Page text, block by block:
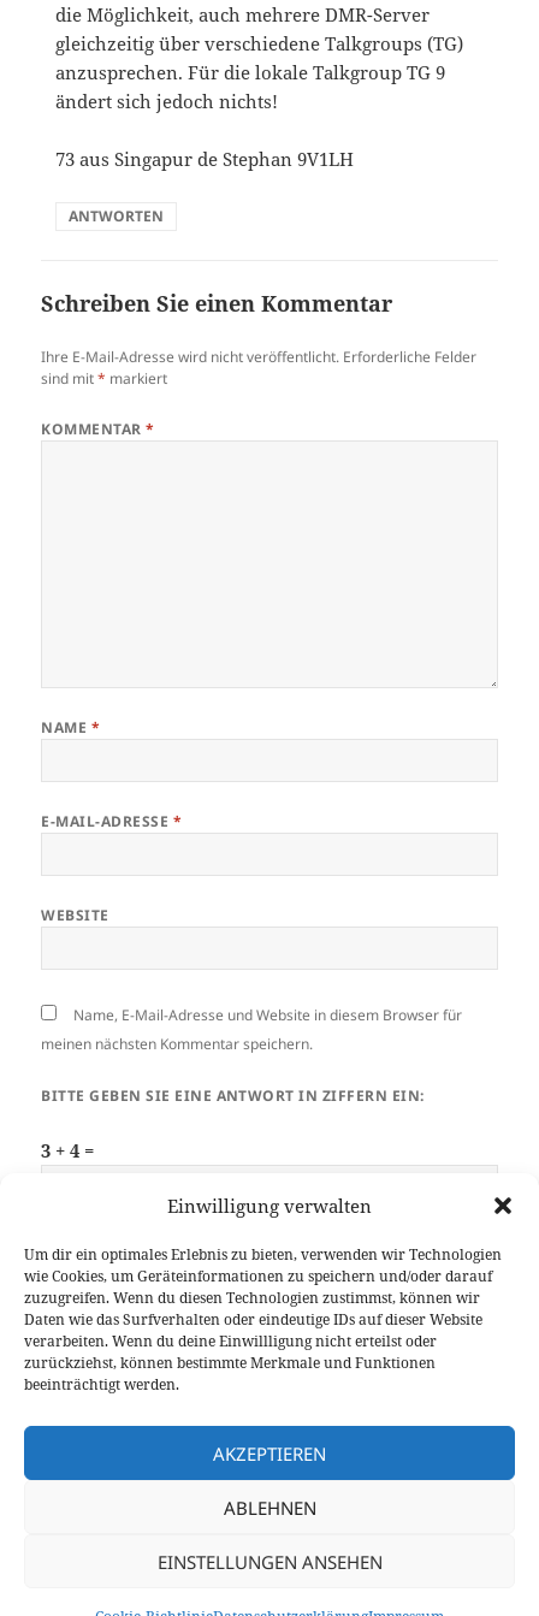
Einwilligung verwalten
Um dir ein optimales Erlebnis zu bieten, verwenden wir Technologien
wie Cookies, um Geräteinformationen zu speichern und/oder darauf
zuzugreifen. Wenn du diesen Technologien zustimmst, können wir
Daten wie das Surfverhalten oder eindeutige IDs auf dieser Website
verarbeiten. Wenn du deine Einwillligung nicht erteilst oder
zurückziehst, können bestimmte Merkmale und Funktionen
beeinträchtigt werden.
AKZEPTIEREN
ABLEHNEN
EINSTELLUNGEN ANSEHEN
die Möglichkeit, auch mehrere DMR-Server
gleichzeitig über verschiedene Talkgroups (TG)
anzusprechen. Für die lokale Talkgroup TG 9
ändert sich jedoch nichts!
73 aus Singapur de Stephan 9V1LH
ANTWORTEN
Schreiben Sie einen Kommentar
Ihre E-Mail-Adresse wird nicht veröffentlicht. Erforderliche Felder
sind mit* markiert
KOMMENTAR*
NAME *
E-MAIL-ADRESSE *
WEBSITE
Name, E-Mail-Adresse und Website in diesem Browser für
meinen nächsten Kommentar speichern.
BITTE GEBEN SIE EINE ANTWORT IN ZIFFERN EIN:
3 + 4 =
Beitragsnavigation
WEITER
KENWOOD TH-D75 – User Manual und